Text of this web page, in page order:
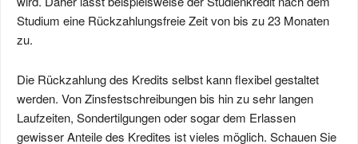
Studium eine Rückzahlungsfreie Zeit von bis zu 23 Monaten
zu.
Die Rückzahlung des Kredits selbst kann flexibel gestaltet
werden. Von Zinsfestschreibungen bis hin zu sehr langen
Laufzeiten, Sondertilgungen oder sogar dem Erlassen
gewisser Anteile des Kredites ist vieles möglich. Schauen Sie